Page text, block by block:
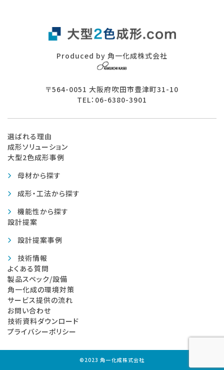
Produced by 角一化成株式会社
〒564-0051 大阪府吹田市豊津町31-10
TEL：06-6380-3901
選ばれる理由
成形ソリューション
大型2色成形事例
母材から探す
成形・工法から探す
機能性から探す
設計提案
設計提案事例
技術情報
よくある質問
製品スペック/設備
角一化成の環境対策
サービス提供の流れ
お問い合わせ
技術資料ダウンロード
プライバシーポリシー
©︎2023 角一化成株式会社